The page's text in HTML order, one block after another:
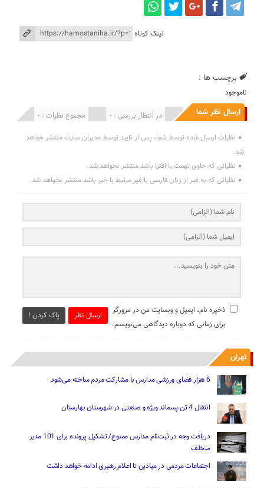
لینک کوتاه
برچسب ها :
ناموجود
ارسال نظر شما مجموع نظرات : 0 در انتظار بررسی : 0 انتشار یافته : 0
نظرات ارسال شده توسط شما، پس از تایید توسط مدیران سایت منتشر خواهد
شد.
نظراتی که حاوی تهمت یا افترا باشد منتشر نخواهد شد.
نظراتی که به غیر از زبان فارسی یا غیر مرتبط با خبر باشد منتشر نخواهد شد.
ارسال نظر پاک کردن !
ذخیره نام، ایمیل و وبسایت من در مرورگر
برای زمانی که دوباره دیدگاهی می‌نویسم.
تهران
6 هزار فضای ورزشی مدارس با مشارکت مردم ساخته می‌شود
انتقال 4 تن پسماند ویژه و صنعتی در شهرستان بهارستان
دریافت وجه در ثبت‌نام مدارس ممنوع/ تشکیل پرونده برای 101 مدیر
متخلف
اجتماعات مردمی در میادین تا اعلام رهبری ادامه خواهد داشت